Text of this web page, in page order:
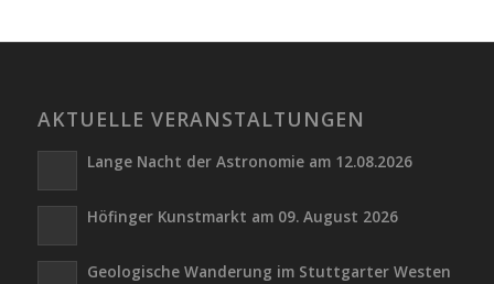
AKTUELLE VERANSTALTUNGEN
Lange Nacht der Astronomie am 12.08.2026
Höfinger Kunstmarkt am 09. August 2026
Geologische Wanderung im Stuttgarter Westen